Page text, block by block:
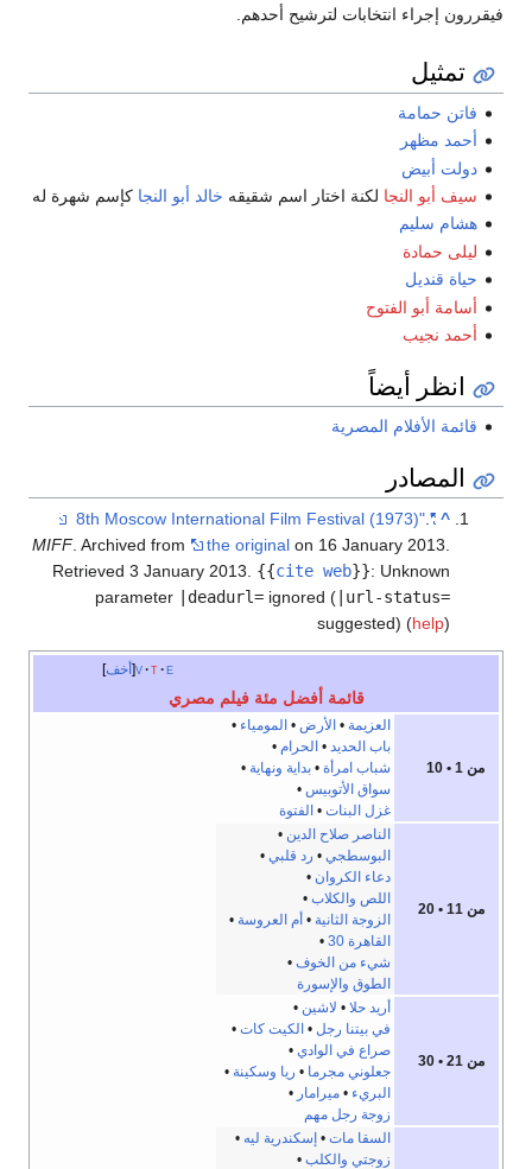
فيقررون إجراء انتخابات لترشيح أحدهم.
تمثيل
فاتن حمامة
أحمد مظهر
دولت أبيض
سيف أبو النجا لكنة اختار اسم شقيقه خالد أبو النجا كإسم شهرة له
هشام سليم
ليلى حمادة
حياة قنديل
أسامة أبو الفتوح
أحمد نجيب
انظر أيضاً
قائمة الأفلام المصرية
المصادر
^
"8th Moscow International Film Festival (1973)"
.
MIFF. Archived from the original on 16 January 2013
Retrieved3 January 2013 {{cite web}}: Unknown
parameter
|deadurl= ignored ( |url-status=
suggested) (help)
أخف v t e
قائمة أفضل مئة فيلم مصري
من 1 • 10
العزيمة • الأرض • المومياء •
باب الحديد • الحرام •
شباب امرأة •بداية ونهاية •
سواق الأتوبيس •
غزل البنات • الفتوة
من 11 • 20
الناصر صلاح الدين •
البوسطجي • رد قلبي •
دعاء الكروان •
اللص والكلاب •
الزوجة الثانية • أم العروسة •
القاهرة 30
•
شيء من الخوف •
الطوق والإسورة
من 21 • 30
أريد حلا • لاشين •
في بيتنا رجل • الكيت كات •
صراع في الوادي •
جعلوني مجرما • ريا وسكينة •
البريء •ميرامار •
زوجة رجل مهم
السقا مات • إسكندرية ليه •
زوجتي والكلب •